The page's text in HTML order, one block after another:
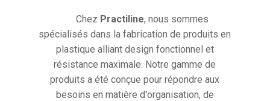
Chez Practiline, nous sommes
spécialisés dans la fabrication de produits en
plastique alliant design fonctionnel et
résistance maximale. Notre gamme de
produits a été conçue pour répondre aux
besoins en matière d'organisation, de